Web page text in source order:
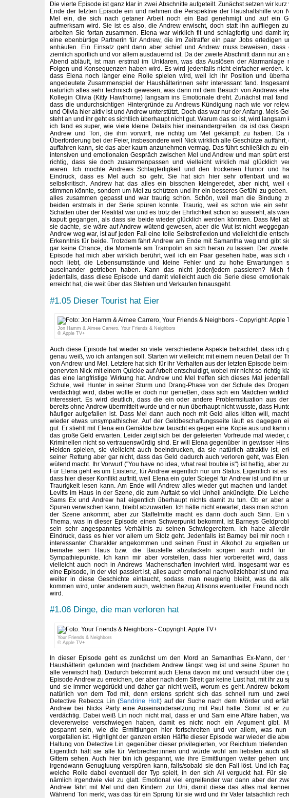
Die vierte Episode ist ganz klar in zwei Abschnitte aufgeteilt. Zunächst setzen wir kurz
Ende der letzten Episode ein und nehmen die Perspektive der Haushaltshilfe von
Mel ein, die sich nach getaner Arbeit noch ein Bad genehmigt und auf ein
aufmerksam wird. Sie ist es also, die Andrew erwischt, doch statt ihn auffliegen
arbeiten Sie fortan zusammen. Elena war wirklich fit und schlagfertig und damit
eine ebenbürtige Partnerin für Andrew, die im Zeitraffer ein paar Jobs erledigen
anhäufen. Ein Einsatz geht dann aber schief und Andrew muss beweisen, dass
ziemlich sportlich und vor allem ausdauernd ist. Da der zweite Abschnitt dann nur an
Abend abläuft, ist man erstmal im Unklaren, was das Auslösen der Alarmanlage
Folgen und Konsequenzen haben wird. Es wird jedenfalls nicht einfacher werden.
dass Elena noch länger eine Rolle spielen wird, weil ich ihr Position und
angedeutete Zusammenspiel der Haushälterinnen sehr interessant fand.
natürlich alles sehr technisch gewesen, was dann mit dem Besuch von Andrews
Kollegin Olivia (Kitty Hawthorne) langsam ins Emotionale dreht. Zunächst mal
dass die undurchsichtigen Hintergründe zu Andrews Kündigung nach wie vor
und Olivia hier aktiv ist und Andrew unterstützt. Doch das war nur der Anfang. Mels
steht an und ihr geht es sichtlich überhaupt nicht gut. Warum das so ist, wird langsam
ich fand es super, wie viele kleine Details hier ineinandergreifen. da ist das
Andrew und Tori, die ihm vorwirft, nie richtig um Mel gekämpft zu haben. Da
Überforderung bei der Feier, insbesondere weil Nick wirklich alle Geschütze auffährt,
auffahren kann, sie das aber kaum anzunehmen vermag. Das führt schließlich zu
intensiven und emotionalen Gespräch zwischen Mel und Andrew und man spürt
richtig, dass sie doch zusammenpassen und vielleicht wirklich mal glücklich
waren. Ich mochte Andrews Schlagfertigkeit und den trockenen Humor und
Eindruck, dass es Mel auch so geht. Sie hat sich hier sehr offenbart und
selbstkritisch. Andrew hat das alles ein bisschen kleingeredet, aber nicht, weil
stimmen könnte, sondern um Mel zu schützen und ihr ein besseres Gefühl zu
alles zusammen gepasst und war traurig schön. Schön, weil man die Bindung
beiden erstmals in der Serie spüren konnte. Traurig, weil es schon wie ein sehr
Schatten über der Realität war und es trotz der Ehrlichkeit schon so aussieht, als
kaputt gegangen, als dass sie beide wieder glücklich werden könnten. Dass Mel
sie dachte, sie wäre auf Andrew wütend gewesen, aber die Wut ist nicht
Andrew weg war, ist auf jeden Fall eine tolle Selbstreflexion und vielleicht die
Erkenntnis für beide. Trotzdem fährt Andrew am Ende mit Samantha weg und gibt
gar keine Chance, die Momente am Trampolin an sich heran zu lassen. Der
Episode hat mich aber wirklich berührt, weil ich ein Paar gesehen habe, was sich
noch liebt, die Lebensumstände und kleine Fehler und zu hohe Erwartungen
auseinander getrieben haben. Kann das nicht jeder/jedem passieren? Mich
jedenfalls, dass diese Episode und damit vielleicht auch die Serie diese
erreicht hat, die weit über das Stehlen und Verkaufen hinausgeht.
#1.05 Dieser Tourist hat Eier
Jon Hamm & Aimee Carrero, Your Friends & Neighbors
© Apple TV+
Auch diese Episode hat wieder so viele verschiedene Aspekte betrachtet, dass ich
genau weiß, wo ich anfangen soll. Starten wir vielleicht mit einem neuen Detail der
von Andrew und Mel. Letztere hat sich für ihr Verhalten aus der letzten Episode beim
genervten Nick mit einem Quickie auf Arbeit entschuldigt, wobei mir nicht so richtig
das eine langfristige Wirkung hat. Andrew und Mel treffen sich dieses Mal
Schule, weil Hunter in seiner Sturm und Drang-Phase von der Schule des
verdächtigt wird, dabei wollte er doch nur genießen, dass sich ein Mädchen
interessiert. Es wird deutlich, dass die ein oder andere Problemsituation aus
bereits ohne Andrew übermittelt wurde und er nun überhaupt nicht wusste, dass
häufiger aufgefallen ist. Dass Mel dann auch noch mit Geld alles kitten will,
wieder etwas unsympathischer. Auf der Geldbeschaffungsseite läuft es dagegen
gut. Er stiehlt mit Elena ein Gemälde bzw. tauscht es gegen eine Kopie aus und kann
das große Geld erwarten. Leider zeigt sich bei der gefeierten Vorfreude mal wieder,
Kriminellen nicht so vertrauenswürdig sind. Er will Elena gegenüber in gewisser
Helden spielen, sie vielleicht auch beeindrucken, da sie natürlich attraktiv ist,
seiner Rettung aber gar nicht, dass das Geld dadurch auch verloren geht, was
wütend macht. Ihr Vorwurf ("You have no idea, what real trouble is") ist heftig, aber
Für Elena geht es um Existenz, für Andrew eigentlich nur um Status. Eigentlich ist es
dass hier dieser Konflikt auftritt, weil Elena ein guter Spiegel für Andrew ist und ihn
Traurigkeit lesen kann. Am Ende will Andrew alles wieder gut machen und landet
Levitts im Haus in der Szene, die zum Auftakt so viel Unheil ankündigte. Die
Sams Ex und Andrew hat eigentlich überhaupt nichts damit zu tun. Ob er aber
Spuren verwischen kann, bleibt abzuwarten. Ich hätte nicht erwartet, dass man schon
der Szene ankommt, aber zur Staffelmitte macht es dann doch auch Sinn. Ein
Thema, was in dieser Episode einen Schwerpunkt bekommt, ist Barneys
sein sehr angespanntes Verhältnis zu seinen Schwiegereltern. Ich habe
Eindruck, dass es hier vor allem um Stolz geht. Jedenfalls ist Barney bei mir noch
interessanter Charakter angekommen und seinen Frust in Alkohol zu ergießen
beinahe sein Haus bzw. die Baustelle abzufackeln sorgen auch nicht für
Sympathiepunkte. Ich kann mir aber vorstellen, dass hier vorbereitet wird,
vielleicht auch noch in Andrews Machenschaften involviert wird. Insgesamt war
eine Episode, in der viel passiert ist, alles auch emotional nachvollziehbar ist und
weiter in diese Geschichte eintaucht, sodass man neugierig bleibt, was da
kommen wird, unter anderem auch, welchen Bezug Allisons eventueller Freund
wird.
#1.06 Dinge, die man verloren hat
Your Friends & Neighbors
© Apple TV+
In dieser Episode geht es zunächst um den Mord an Samanthas Ex-Mann, der
Haushälterin gefunden wird (nachdem Andrew längst weg ist und seine Spuren
alle verwischt hat). Dadurch bekommt auch Elena davon mit und versucht über die
Episode Andrew zu erreichen, der aber nach dem Streit gar keine Lust hat, mit ihr zu
und sie immer wegdrückt und daher gar nicht weiß, worum es geht. Andrew
natürlich von dem Tod mit, denn erstens spricht sich das schnell rum und
Detective Rebecca Lin (Sandrine Holt) auf der Suche nach dem Mörder und
Andrew bei Nicks Party eine Auseinandersetzung mit Paul hatte. Somit ist er
verdächtig. Dabei weiß Lin noch nicht mal, dass er und Sam eine Affäre haben,
clevererweise verschwiegen haben, damit es nicht noch ein Argument gibt.
gespannt sein, wie die Ermittlungen hier fortschreiten und vor allem, was nun
vorgefallen ist. Highlight der ganzen ersten Hälfte dieser Episode war wieder die
Haltung von Detective Lin gegenüber dieser privilegierten, vor Reichtum triefenden
Eigentlich hält sie alle für Verbrecher:innen und würde wohl am liebsten auch
Gittern sehen. Auch hier bin ich gespannt, wie ihre Ermittlungen weiter gehen
irgendwann Genugtuung verspüren kann, falls/sobald sie den Fall löst. Und ich
welche Rolle dabei eventuell der Typ spielt, in den sich Ali verguckt hat. Für sie
nämlich irgendwie viel zu glatt. Emotional viel ergreifender war dann aber der
Andrew fährt mit Mel und den Kindern zur Uni, damit diese das alles mal
Während Tori merkt, was das für ein Sprung für sie wird und ihr Vater tatsächlich